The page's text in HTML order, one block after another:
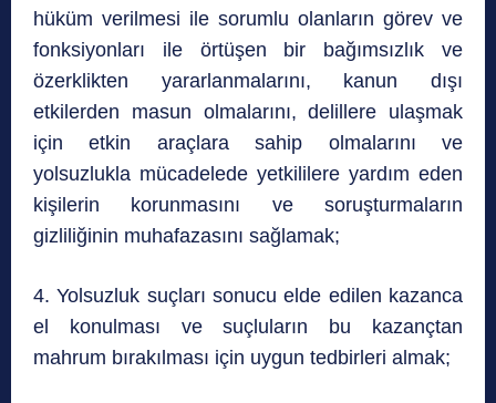
hüküm verilmesi ile sorumlu olanların görev ve
fonksiyonları ile örtüşen bir bağımsızlık ve
özerklikten yararlanmalarını, kanun dışı
etkilerden masun olmalarını, delillere ulaşmak
için etkin araçlara sahip olmalarını ve
yolsuzlukla mücadelede yetkililere yardım eden
kişilerin korunmasını ve soruşturmaların
gizliliğinin muhafazasını sağlamak;
4. Yolsuzluk suçları sonucu elde edilen kazanca
el konulması ve suçluların bu kazançtan
mahrum bırakılması için uygun tedbirleri almak;